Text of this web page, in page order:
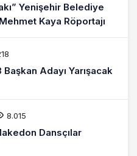
Yenişehir Belediye
Başkan Adayı Mehmet Kaya Röportajı
Başkan Adayı Yarışacak
8.015
Dansçılar